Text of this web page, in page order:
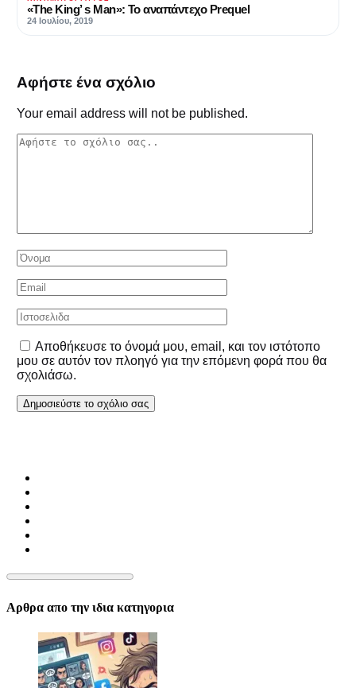
«The King’ s Man»: Το αναπάντεχο Prequel
24 Ιουλίου, 2019
Αφήστε ένα σχόλιο
Your email address will not be published.
Αποθήκευσε το όνομά μου, email, και τον ιστότοπο
μου σε αυτόν τον πλοηγό για την επόμενη φορά που θα
σχολιάσω.
Αρθρα απο την ιδια κατηγορια